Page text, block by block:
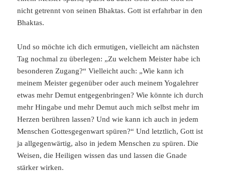
nicht getrennt von seinen Bhaktas. Gott ist erfahrbar in den
Bhaktas.
Und so möchte ich dich ermutigen, vielleicht am nächsten
Tag nochmal zu überlegen: „Zu welchem Meister habe ich
besonderen Zugang?“ Vielleicht auch: „Wie kann ich
meinem Meister gegenüber oder auch meinem Yogalehrer
etwas mehr Demut entgegenbringen? Wie könnte ich durch
mehr Hingabe und mehr Demut auch mich selbst mehr im
Herzen berühren lassen? Und wie kann ich auch in jedem
Menschen Gottesgegenwart spüren?“ Und letztlich, Gott ist
ja allgegenwärtig, also in jedem Menschen zu spüren. Die
Weisen, die Heiligen wissen das und lassen die Gnade
stärker wirken.